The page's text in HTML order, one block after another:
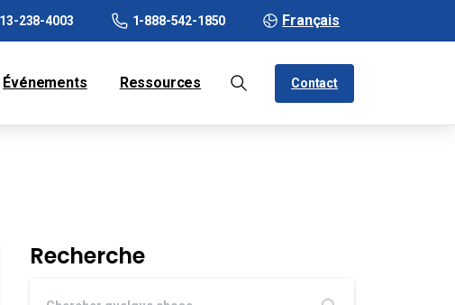
238-4003 1-888-542-1850 Français
Événements Ressources Contact
Recherche